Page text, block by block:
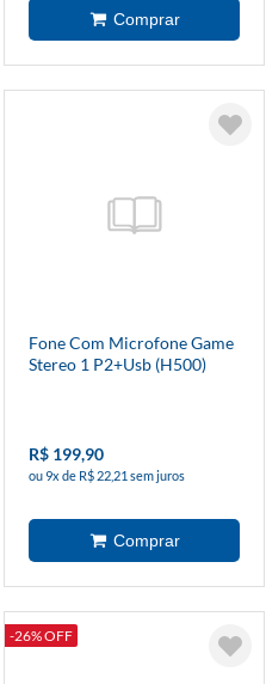
Fone Com Microfone Game
Stereo 1 P2+Usb (H500)
R$ 199,90
ou 9x de R$ 22,21 sem juros
-26% OFF